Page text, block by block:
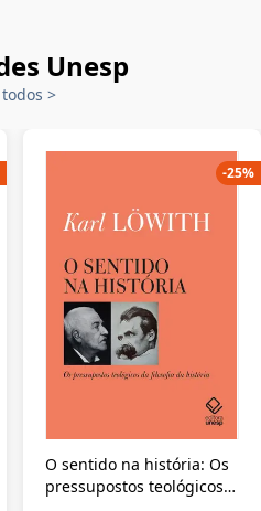
Unesp
>
O sentido na história: Os
pressupostos teológicos
-25%